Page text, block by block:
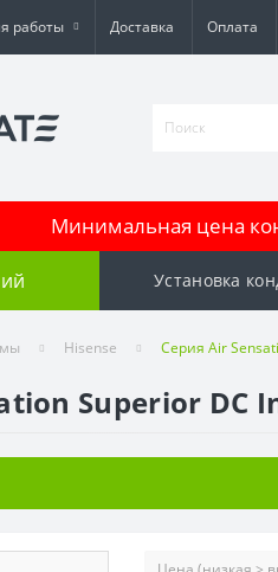
работы Доставка Оплата
Минимальная цена
Установка
Hisense Серия Air
Superior DC